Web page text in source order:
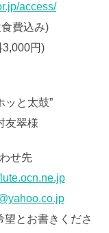
access/
費込み)
3,000円)
ッと太鼓”
友翠様
せ先
望とお書きくださ